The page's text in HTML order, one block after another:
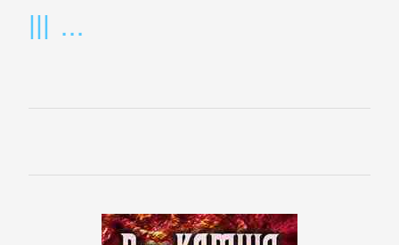
БИЗНЕС
Банковское
налогообложение,